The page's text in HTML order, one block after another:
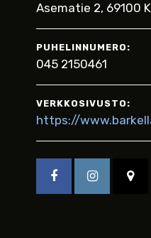
Asematie 2, 69100
PUHELINNUMERO:
045 2150461
VERKKOSIVUSTO:
https://